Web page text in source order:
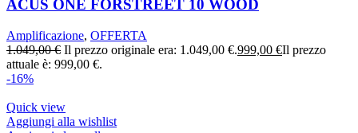
ACUS ONE FORSTREET 10 WOOD
Amplificazione, OFFERTA
1.049,00€ Il prezzo originale era: 1.049,00 €.999,00 €Il prezzo
attuale è: 999,00 €.
-16%
Quick view
Aggiungi alla wishlist